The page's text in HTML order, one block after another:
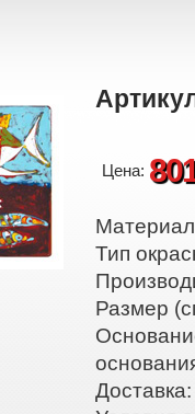
Цена:
Тип
Размер